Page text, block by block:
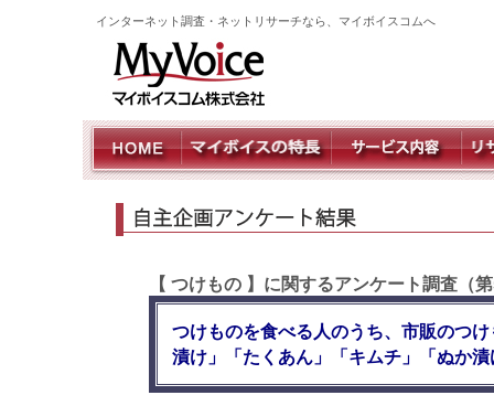
インターネット調査・ネットリサーチなら、マイボイスコムへ
【 つけもの 】に関するアンケート調査（
つけものを食べる人のうち、市販のつ
漬け」「たくあん」「キムチ」「ぬか